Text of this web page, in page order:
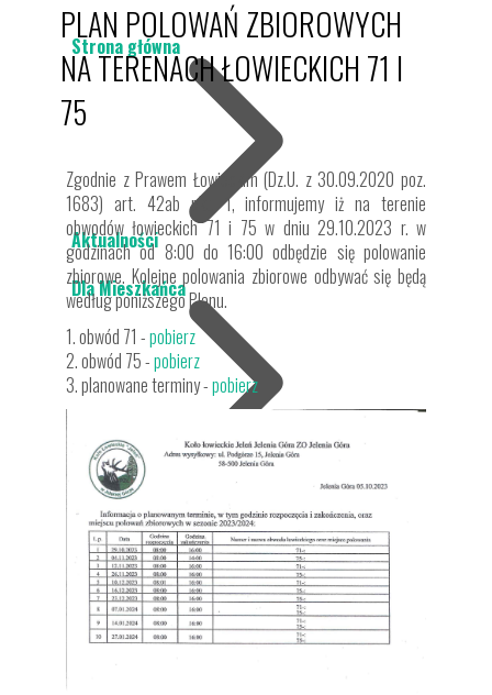
Strona główna
Aktualności
Dla Mieszkańca
Ochrona środowiska
PLAN POLOWAŃ ZBIOROWYCH
NA TERENACH ŁOWIECKICH 71 I
75
Zgodnie z Prawem Łowieckim (Dz.U. z 30.09.2020 poz.
1683) art. 42ab pkt. 1, informujemy iż na terenie
obwodów łowieckich 71 i 75 w dniu 29.10.2023 r. w
godzinach od 8:00 do 16:00 odbędzie się polowanie
zbiorowe. Kolejne polowania zbiorowe odbywać się będą
według poniższego Planu.
1. obwód 71 -pobierz
2. obwód 75 -pobierz
3. planowane terminy -pobierz